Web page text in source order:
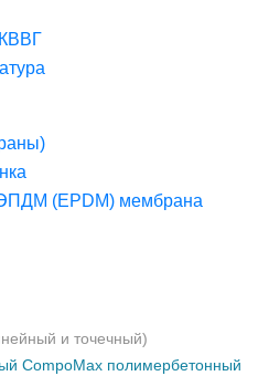
(EPDM) мембрана
и точечный)
CompoMax полимербетонный